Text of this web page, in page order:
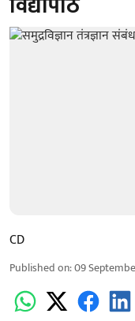
CD
Published on:09